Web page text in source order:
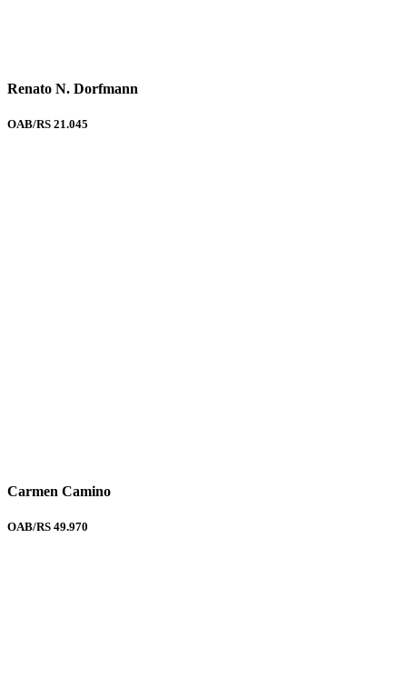
Renato N. Dorfmann
OAB/RS 21.045
Carmen Camino
OAB/RS 49.970